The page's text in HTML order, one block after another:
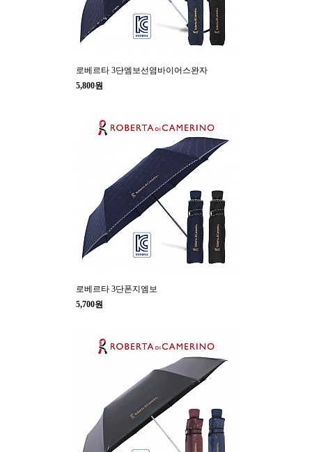
로베르타 3단엠보선염바이어스완자
5,800원
로베르타 3단폰지엠보
5,700원